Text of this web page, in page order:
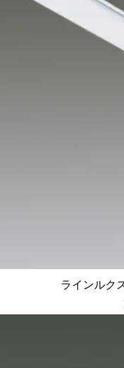
ラインルク